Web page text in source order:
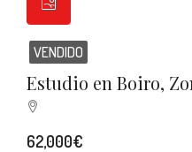
VENDIDO
Estudio en Boiro,
62,000€